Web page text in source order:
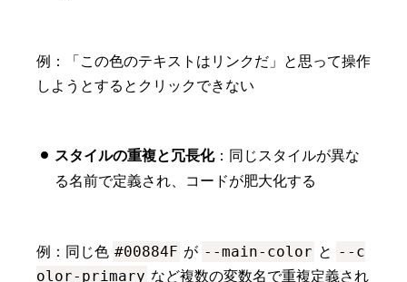
例：「この色のテキストはリンクだ」と思って操作
しようとするとクリックできない
スタイルの重複と冗長化：同じスタイルが異な
る名前で定義され、コードが肥大化する
例：同じ色 #00884F が --main-color と
--c
olor-primary など複数の変数名で重複定義され